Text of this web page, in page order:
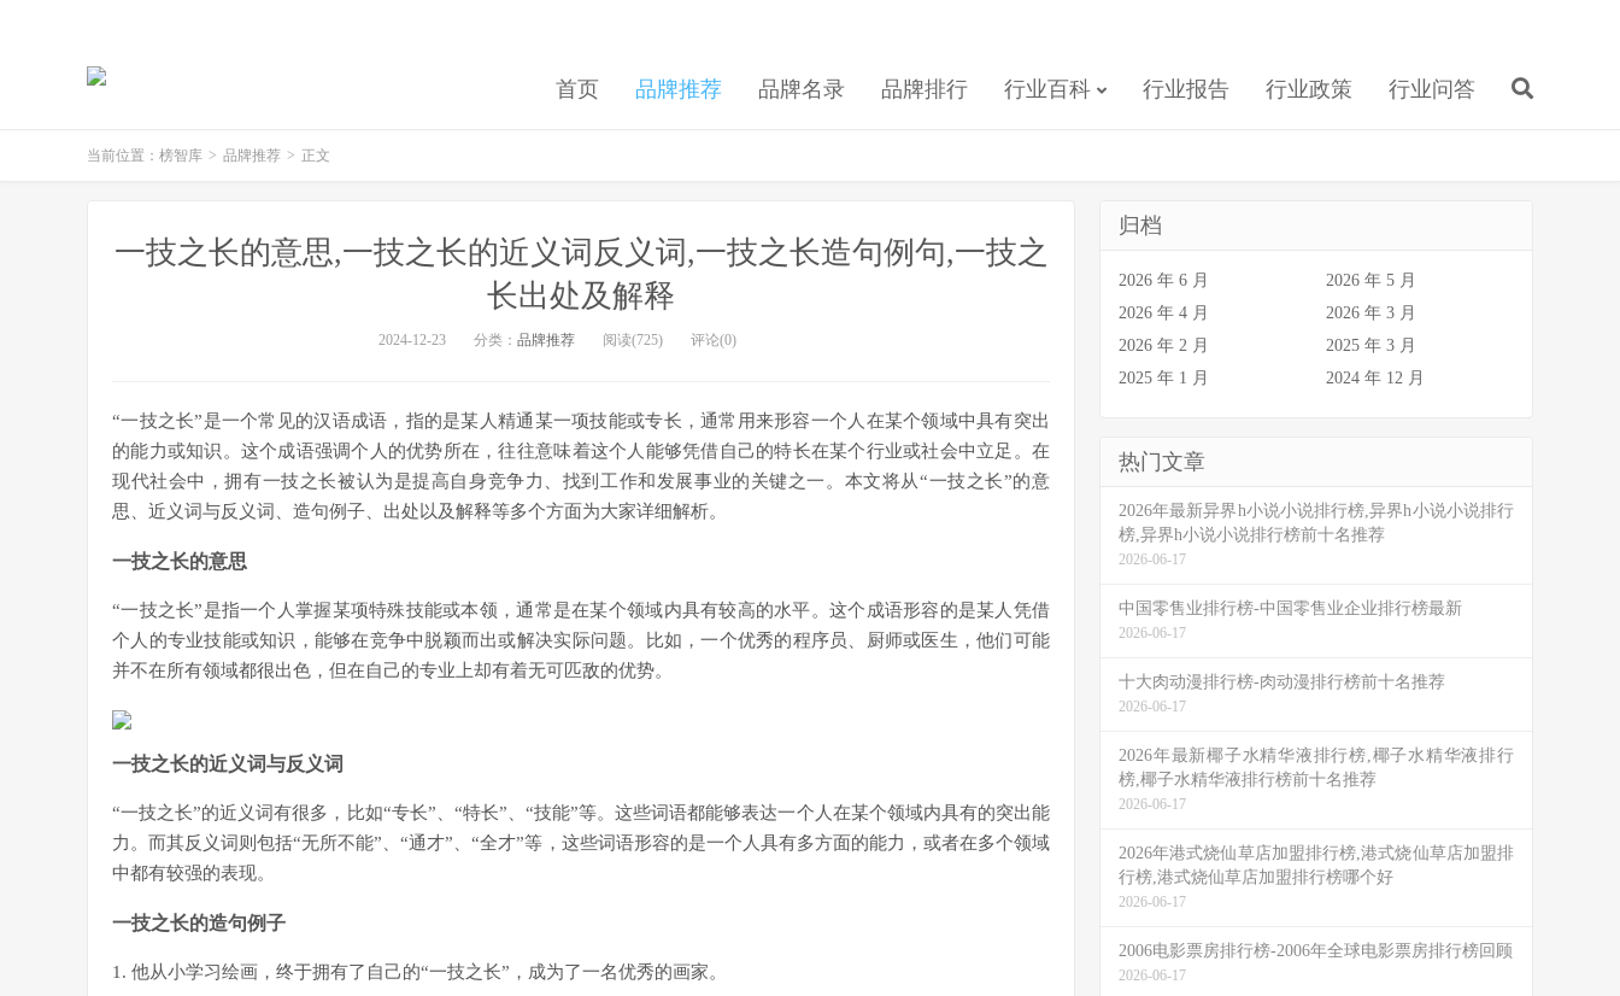
首页 品牌推荐 品牌名录 品牌排行 行业百科 行业报告 行业政策 行业问答
当前位置： 榜智库 > 品牌推荐 > 正文
一技之长的意思,一技之长的近义词反义词,一技之长造句例句,一技之
长出处及解释
2024-12-23 分类： 品牌推荐 阅读(725) 评论(0)
“一技之长”是一个常见的汉语成语，指的是某人精通某一项技能或专长，通常用来形容一个人在某个领域中具有突出
的能力或知识。这个成语强调个人的优势所在，往往意味着这个人能够凭借自己的特长在某个行业或社会中立足。在
现代社会中，拥有一技之长被认为是提高自身竞争力、找到工作和发展事业的关键之一。本文将从“一技之长”的意
思、近义词与反义词、造句例子、出处以及解释等多个方面为大家详细解析。
一技之长的意思
“一技之长”是指一个人掌握某项特殊技能或本领，通常是在某个领域内具有较高的水平。这个成语形容的是某人凭借
个人的专业技能或知识，能够在竞争中脱颖而出或解决实际问题。比如，一个优秀的程序员、厨师或医生，他们可能
并不在所有领域都很出色，但在自己的专业上却有着无可匹敌的优势。
一技之长的近义词与反义词
“一技之长”的近义词有很多，比如“专长”、“特长”、“技能”等。这些词语都能够表达一个人在某个领域内具有的突出能
力。而其反义词则包括“无所不能”、“通才”、“全才”等，这些词语形容的是一个人具有多方面的能力，或者在多个领域
中都有较强的表现。
一技之长的造句例子
1. 他从小学习绘画，终于拥有了自己的“一技之长”，成为了一名优秀的画家。
归档
2026 年 6 月
2026 年 5 月
2026 年 4 月
2026 年 3 月
2026 年 2 月
2025 年 3 月
2025 年 1 月
2024 年 12 月
热门文章
2026年最新异界h小说小说排行榜,异界h小说小说排行
榜,异界h小说小说排行榜前十名推荐
2026-06-17
中国零售业排行榜-中国零售业企业排行榜最新
2026-06-17
十大肉动漫排行榜-肉动漫排行榜前十名推荐
2026-06-17
2026年最新椰子水精华液排行榜,椰子水精华液排行
榜,椰子水精华液排行榜前十名推荐
2026-06-17
2026年港式烧仙草店加盟排行榜,港式烧仙草店加盟排
行榜,港式烧仙草店加盟排行榜哪个好
2026-06-17
2006电影票房排行榜-2006年全球电影票房排行榜回顾
2026-06-17